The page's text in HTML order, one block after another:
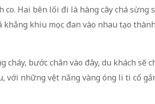
co. Hai bên lối đi là hàng cây chá sừng
khẳng khiu mọc đan vào nhau tạo
cháy, bước chân vào đây, du khách sẽ
với những vệt nắng vàng óng li ti cố